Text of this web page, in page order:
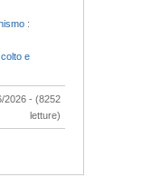
:
e
2026 - (8252
letture)